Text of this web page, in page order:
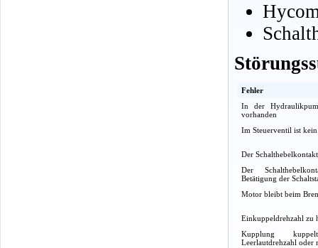
Fehler
In der
vorhanden
Im Steuerventil ist
Der
Der
Betätigung der
Motor bleibt beim
Einkuppeldrehzahl zu
Kupplung
Leerlautdrehzahl oder